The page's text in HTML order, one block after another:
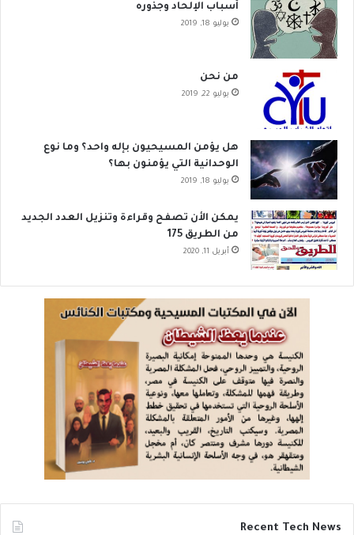
أسباب الإلحاد وجذوره
يوليو 18, 2019
من نحن
يوليو 22, 2019
هل يؤمن المسيحيون بإله واحد؟ وما نوع
الوحدانية التي يؤمنون بها؟
يوليو 18, 2019
يمكن الأن تصفح وقراءة وتنزيل العدد الجديد
من الطريق 175
أبريل 11, 2020
Recent Tech News